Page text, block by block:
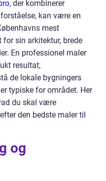
, der kombinerer
kan være en
mest
sin arkitektur, brede
En professionel maler
resultat;
de lokale bygningers
typiske for området. Her
du skal være
den bedste maler til
og